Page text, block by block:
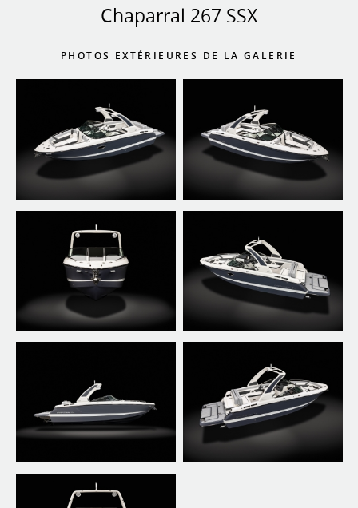
Chaparral 267 SSX
PHOTOS EXTÉRIEURES DE LA GALERIE